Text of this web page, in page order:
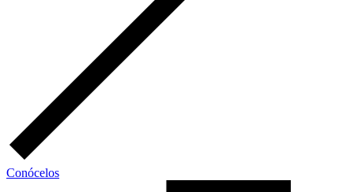
Conócelos